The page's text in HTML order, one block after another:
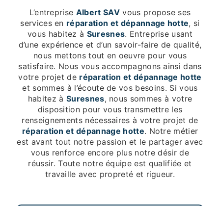
L’entreprise Albert SAVvous propose ses
services en réparation et dépannage hotte, si
vous habitez à Suresnes. Entreprise usant
d’une expérience et d’un savoir-faire de qualité,
nous mettons tout en oeuvre pour vous
satisfaire. Nous vous accompagnons ainsi dans
votre projet de réparation et dépannage hotte
et sommes à l’écoute de vos besoins. Si vous
habitez à Suresnes, nous sommes à votre
disposition pour vous transmettre les
renseignements nécessaires à votre projet de
réparation et dépannage hotte. Notre métier
est avant tout notre passion et le partager avec
vous renforce encore plus notre désir de
réussir. Toute notre équipe est qualifiée et
travaille avec propreté et rigueur.